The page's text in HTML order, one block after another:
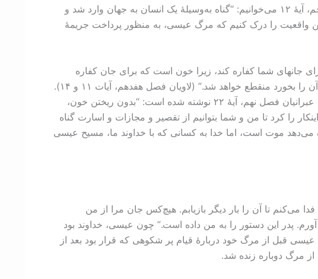
آیۀ ۲۳). پس مرگ، به‌عنوان مزد گناه شامل تمام بشریت گردیده است. باز در رسالۀ پولس به رومیان فصل پنجم، آیۀ ۱۲ می‌خوانیم: “گناه به‌وسیلۀ یک انسان به جهان وارد شد و
این واقعیت را درک کنیم که مرگ عیسی، به منظور پرداخت جریمۀ
جانهای شما کفاره کند، زیرا خون است که برای جان کفاره
می‌کند. پس بنی‌اسرايیل را گفته‌ام، خون هیچ ذی جسد را مخورید، زیرا جان هر ذی‌ جسد خون آن است، هر که آن را بخورد منقطع خواهد شد.” (لاویان فصل هفدهم، آیات ۱۱ و ۱۴).
وقتی مسیح بر روی صلیب خونش ریخته شد و مرد، در واقع او جریمۀ گناه آدمیان را پرداخت کرد. در رساله به عبرانیان فصل نهم، آیۀ ۲۲ نوشته شده است: “بدون ریختن خون،
را کرد تا من و شما بتوانیم از تقصیر و مجازات و اسارت گناه
فصل ششم، آیۀ ۲۳ می‌خوانیم: “زیرا مزدی که گناه می‌دهد موت است، اما خدا به کسانی که با خداوند ما، مسیح عیسی
جان خود را فدا می‌کنم تا آن را بار دیگر بازیابم. هیچ‌کس جان مرا از من
پدر این دستور را به من داده است.” چون عیسی، خداوند بود
قبل از مرگ خود دربارۀ قیام پر شکوهی که قرار بود بعد از
از مرگ دوباره زنده شد.